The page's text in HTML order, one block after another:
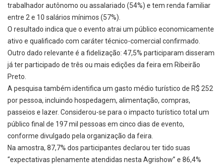
trabalhador autônomo ou assalariado (54%) e tem renda familiar
entre 2 e 10 salários mínimos (57%).
O resultado indica que o evento atrai um público economicamente
ativo e qualificado com caráter técnico-comercial confirmado.
Outro dado relevante é a fidelização: 47,5% participaram disseram
já ter participado de três ou mais edições da feira em Ribeirão
Preto.
A pesquisa também identifica um gasto médio turístico de R$ 252
por pessoa, incluindo hospedagem, alimentação, compras,
passeios e lazer. Considerou-se para o impacto turístico total um
público final de 197 mil pessoas em cinco dias de evento,
conforme divulgado pela organização da feira.
Na amostra, 87,7% dos participantes declarou ter tido suas
“expectativas plenamente atendidas nesta Agrishow” e 86,4%